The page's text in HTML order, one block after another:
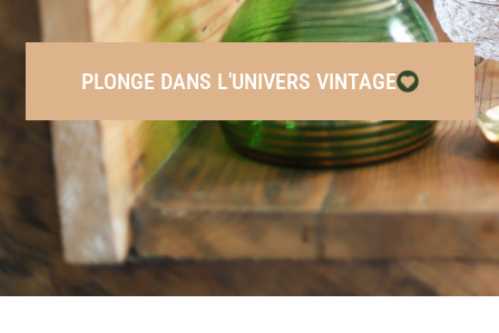
PLONGE DANS L'UNIVERS VINTAGE